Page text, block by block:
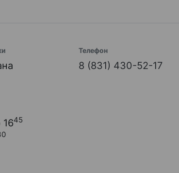
Телефон
8 (831) 430-52-17
1645